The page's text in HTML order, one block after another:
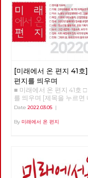
[미래에서 온 편지 41호]
편지를 띄우며
■ 미래에서 온 편지 41호 □
를 띄우며 [제목을 누르면
을 볼 수 있습니다.] □ 편지
번 이백윤인가? □ 이슈 : 노
세를 규정하는 네 가지 요
사람 : 청소년을 활동가로,
Date 2022.03.05 |
By 미래에서 온 편지